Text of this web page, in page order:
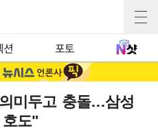
션 포토
미두고 충돌…삼성
도"